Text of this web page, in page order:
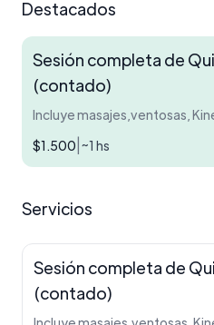
Destacados
Sesión completa de
(contado)
$1.500 ~1 hs
Servicios
Sesión completa de
(contado)